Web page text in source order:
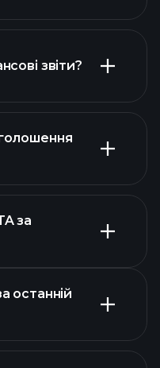
акційзвіти?
за
останній